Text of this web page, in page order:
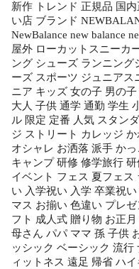
新作 トレンド 正規品 国
い店 ブランド
NewBalance new balance
屋外 ローカットスニーカ
ング シューズ ランニング
ーズ スポーツ ジュニアス
ニア キッズ 女の子 男の
大人 子供 通学 通勤 学生
ル 限定 定番 人気 スタン
ジ ストリート カレッジ
オシャレ お洒落 派手 か
キャンプ 研修 修学旅行
イベント フェス 夏フェス
い 入学祝い 入学 卒業祝
マス お揃い 色違い プレ
フト 成人式 贈り物 お正
母さん パパ ママ 孫 子供
ッシック ベーシック 流行
ィットネス 遠足 帰省 ハ